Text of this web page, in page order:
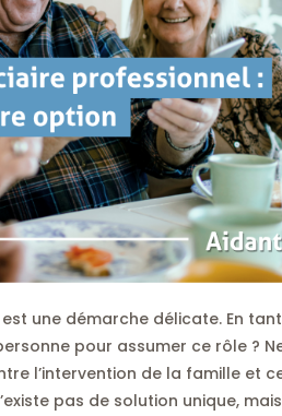
une démarche délicate. En
pour assumer ce rôle ?
l’intervention de la famille et
pas de solution unique,